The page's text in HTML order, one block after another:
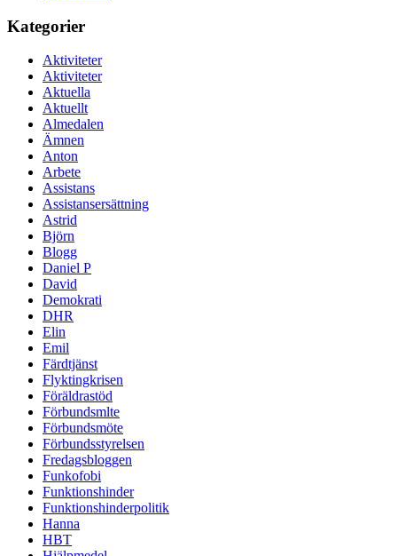
Kategorier
Aktiviteter
Aktiviteter
Aktuella
Aktuellt
Almedalen
Ämnen
Anton
Arbete
Assistans
Assistansersättning
Astrid
Björn
Blogg
Daniel P
David
Demokrati
DHR
Elin
Emil
Färdtjänst
Flyktingkrisen
Föräldrastöd
Förbundsmlte
Förbundsmöte
Förbundsstyrelsen
Fredagsbloggen
Funkofobi
Funktionshinder
Funktionshinderpolitik
Hanna
HBT